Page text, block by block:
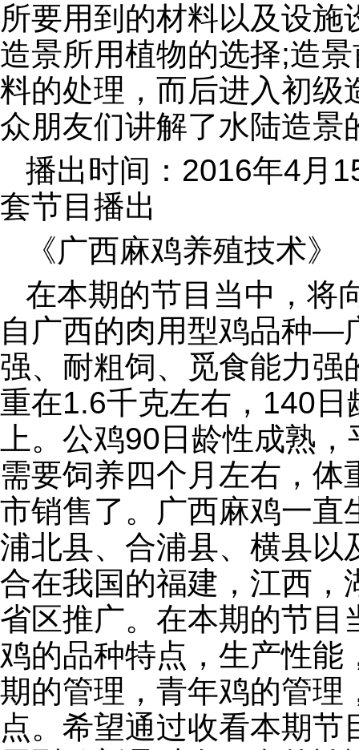
所要用到的材料以及设
造景所用植物的选择;造
料的处理，而后进入初级
众朋友们讲解了水陆造景
播出时间：2016年4月
套节目播出
《广西麻鸡养殖技术》
在本期的节目当中，将
自广西的肉用型鸡品种—
强、耐粗饲、觅食能力强
重在1.6千克左右，140
上。公鸡90日龄性成熟
需要饲养四个月左右，
市销售了。广西麻鸡一直
浦北县、合浦县、横县以
合在我国的福建，江西，
省区推广。在本期的节目
鸡的品种特点，生产性
期的管理，青年鸡的管理
点。希望通过收看本期